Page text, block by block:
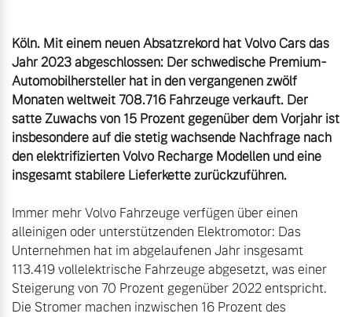
Köln. Mit einem neuen Absatzrekord hat Volvo Cars das
Jahr 2023 abgeschlossen: Der schwedische Premium-
Automobilhersteller hat in den vergangenen zwölf
Monaten weltweit 708.716 Fahrzeuge verkauft. Der
satte Zuwachs von 15 Prozent gegenüber dem Vorjahr ist
insbesondere auf die stetig wachsende Nachfrage nach
den elektrifizierten Volvo Recharge Modellen und eine
insgesamt stabilere Lieferkette zurückzuführen.
Immer mehr Volvo Fahrzeuge verfügen über einen
alleinigen oder unterstützenden Elektromotor: Das
Unternehmen hat im abgelaufenen Jahr insgesamt
113.419 vollelektrische Fahrzeuge abgesetzt, was einer
Steigerung von 70 Prozent gegenüber 2022 entspricht.
Die Stromer machen inzwischen 16 Prozent des